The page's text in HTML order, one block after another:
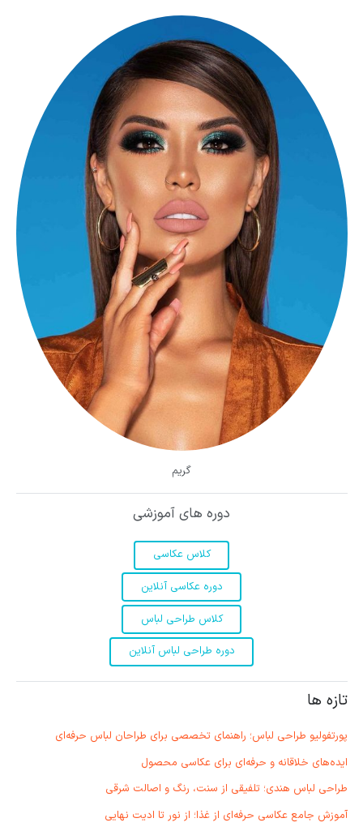
گریم
دوره های آموزشی
کلاس عکاسی
دوره عکاسی آنلاین
کلاس طراحی لباس
دوره طراحی لباس آنلاین
تازه ها
پورتفولیو طراحی لباس؛ راهنمای تخصصی برای طراحان لباس حرفه‌ای
ایده‌های خلاقانه و حرفه‌ای برای عکاسی محصول
طراحی لباس هندی؛ تلفیقی از سنت، رنگ و اصالت شرقی
آموزش جامع عکاسی حرفه‌ای از غذا؛ از نور تا ادیت نهایی